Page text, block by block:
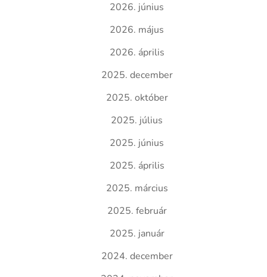
2026. június
2026. május
2026. április
2025. december
2025. október
2025. július
2025. június
2025. április
2025. március
2025. február
2025. január
2024. december